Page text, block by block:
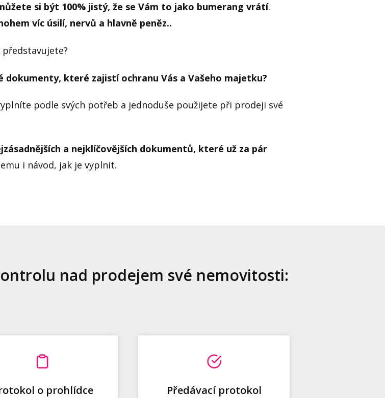
si být 100% jistý, že se Vám to jako bumerang vrátí.
víc úsilí, nervů a hlavně peněz..
dokumenty, které zajistí ochranu Vás a Vašeho majetku?
podle svých potřeb a jednoduše použijete při prodeji své
a nejklíčovějších dokumentů, které už za pár
i návod, jak je vyplnit.
nad prodejem své nemovitosti:
o prohlídce Předávací protokol